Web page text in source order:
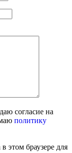
согласие на
политику
этом браузере для